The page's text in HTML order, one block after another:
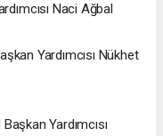
Naci Ağbal
Yardımcısı Nükhet
Yardımcısı